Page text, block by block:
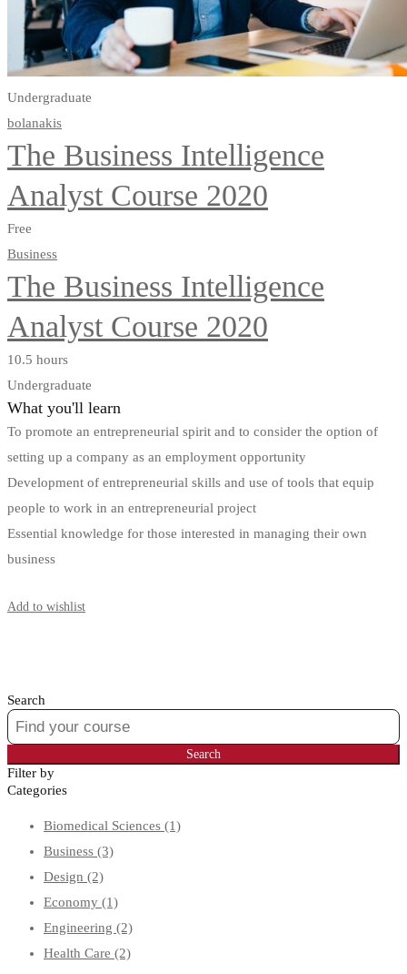
Undergraduate
bolanakis
The Business Intelligence
Analyst Course 2020
Free
Business
The Business Intelligence
Analyst Course 2020
10.5 hours
Undergraduate
What you'll learn
To promote an entrepreneurial spirit and to consider the option of
setting up a company as an employment opportunity
Development of entrepreneurial skills and use of tools that equip
people to work in an entrepreneurial project
Essential knowledge for those interested in managing their own
business
Add to wishlist
Search
Search
for:
Search
Filter by
Categories
Biomedical Sciences (1)
Business (3)
Design (2)
Economy (1)
Engineering (2)
Health Care (2)